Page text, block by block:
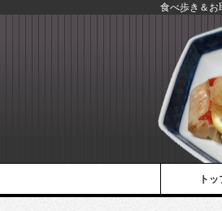
食べ歩き＆お
トッ